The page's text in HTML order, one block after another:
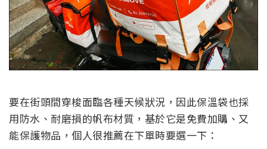
要在街頭間穿梭面臨各種天候狀況，因此保溫袋也採
用防水、耐磨損的帆布材質，基於它是免費加購、又
能保護物品，個人很推薦在下單時要選一下：